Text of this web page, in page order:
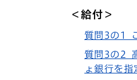
＜給付＞
質問3の1
質問3の2
ょ銀行を指